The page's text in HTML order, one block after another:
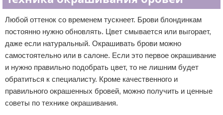
Любой оттенок со временем тускнеет. Брови блондинкам
постоянно нужно обновлять. Цвет смывается или выгорает,
даже если натуральный. Окрашивать брови можно
самостоятельно или в салоне. Если это первое окрашивание
и нужно правильно подобрать цвет, то не лишним будет
обратиться к специалисту. Кроме качественного и
правильного окрашенных бровей, можно получить и ценные
советы по технике окрашивания.